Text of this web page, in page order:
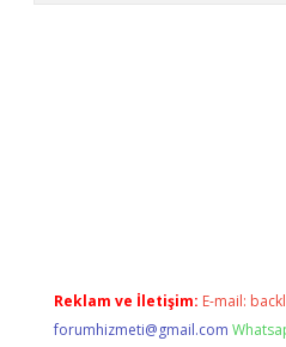
Reklam ve İletişim: E-mail:
forumhizmeti@gmail.com